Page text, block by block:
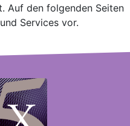
Auf den folgenden Seiten
Services vor.